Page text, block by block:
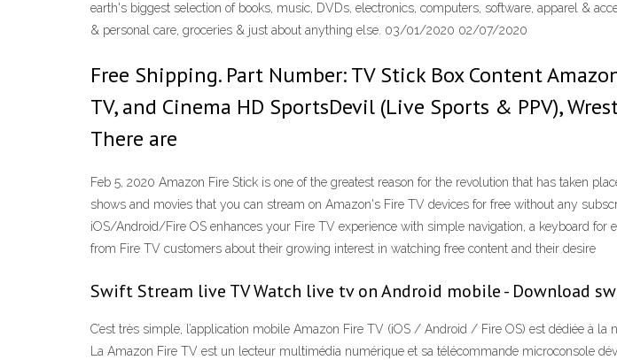
earth's biggest selection of books, music, DVDs, electronics, computers, software, apparel &
& personal care, groceries & just about anything else. 03/01/2020 02/07/2020
Free Shipping. Part Number: TV Stick Box Content
TV, and Cinema HD SportsDevil (Live Sports & PPV),
There are
Feb 5, 2020 Amazon Fire Stick is one of the greatest reason for the revolution that has taken
shows and movies that you can stream on Amazon's Fire TV devices for free without any
iOS/Android/Fire OS enhances your Fire TV experience with simple navigation, a keyboard
from Fire TV customers about their growing interest in watching free content and their desire
Swift Stream live TV Watch live tv on Android mobile - Download
C’est très simple, l’application mobile Amazon Fire TV (iOS / Android / Fire OS) est dédiée à
La Amazon Fire TV est un lecteur multimédia numérique et sa télécommande microconsole